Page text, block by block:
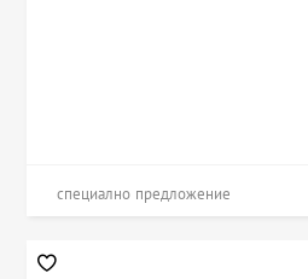
специално предложение